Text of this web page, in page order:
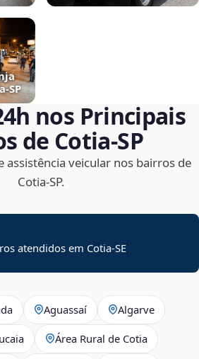
nos Principais
de Cotia‑SP
assistência veicular nos bairros de
Cotia‑SP.
atendidos em Cotia-SE
Aguassaí Algarve
Área Rural de Cotia